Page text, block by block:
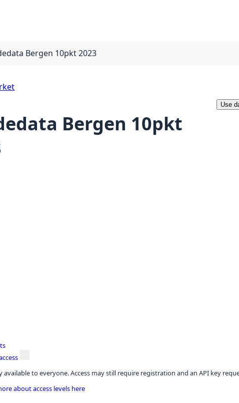
Bergen 10pkt 2023
Bergen 10pkt
Use
available to everyone. Access may still require registration and an API key
about access levels here